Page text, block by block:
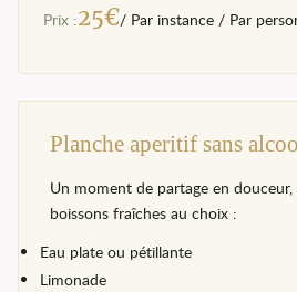
Prix :25€/ Par instance / Par
Planche aperitif sans
Un moment de partage en
boissons fraîches au choix :
Eau plate ou pétillante
Limonade